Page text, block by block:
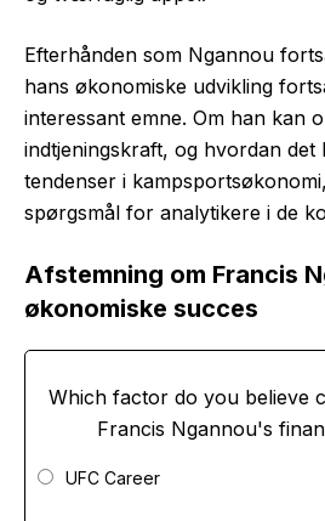
Efterhånden som Ngannou
hans økonomiske udvikling
interessant emne. Om han kan
indtjeningskraft, og hvordan
tendenser i
spørgsmål for analytikere i de
Afstemning om Francis
økonomiske succes
Which factor do you believe
Francis Ngannou's
UFC Career